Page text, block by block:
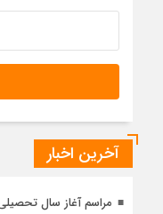
آخرین اخبار
مراسم آغاز سال